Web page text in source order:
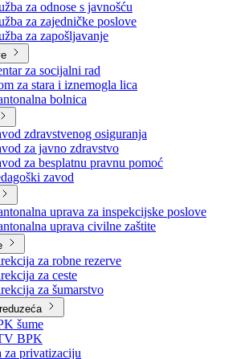
za odnose s javnošću
za zajedničke poslove
za zapošljavanje
za socijalni rad
za stara i iznemogla lica
bolnica
zdravstvenog osiguranja
za javno zdravstvo
za besplatnu pravnu pomoć
zavod
uprava za inspekcijske poslove
uprava civilne zaštite
za robne rezerve
za ceste
za šumarstvo